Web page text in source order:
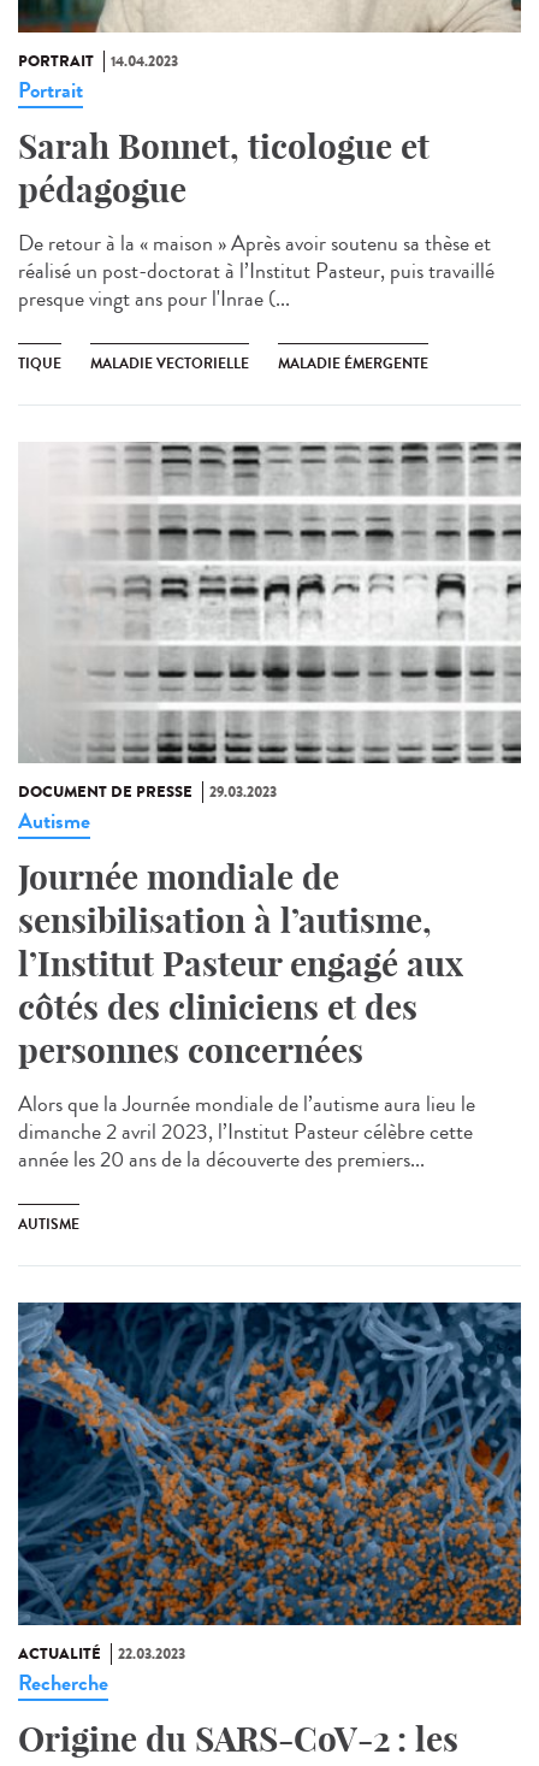
PORTRAIT 14.04.2023
Portrait
Sarah Bonnet, ticologue et
pédagogue
De retour à la « maison » Après avoir soutenu sa thèse et
réalisé un post-doctorat à l’Institut Pasteur, puis travaillé
presque vingt ans pour l'Inrae (...
TIQUE MALADIE VECTORIELLE MALADIE ÉMERGENTE
DOCUMENT DE PRESSE 29.03.2023
Autisme
Journée mondiale de
sensibilisation à l’autisme,
l’Institut Pasteur engagé aux
côtés des cliniciens et des
personnes concernées
Alors que la Journée mondiale de l’autisme aura lieu le
dimanche 2 avril 2023, l’Institut Pasteur célèbre cette
année les 20 ans de la découverte des premiers...
AUTISME
ACTUALITÉ 22.03.2023
Recherche
Origine du SARS-CoV-2 : les